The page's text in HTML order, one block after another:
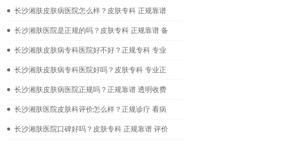
长沙湘肤皮肤病医院怎么样？皮肤专科 正规靠谱
长沙湘肤医院是正规的吗？皮肤专科 正规靠谱 备
长沙湘肤皮肤病专科医院好不好？正规专科 专业
长沙湘肤皮肤病专科医院好吗？皮肤专科 专业正
长沙湘肤皮肤病医院正规吗？正规靠谱 透明收费
长沙湘肤医院皮肤科评价怎么样？正规诊疗 看病
长沙湘肤医院口碑好吗？皮肤专科 正规靠谱 评价